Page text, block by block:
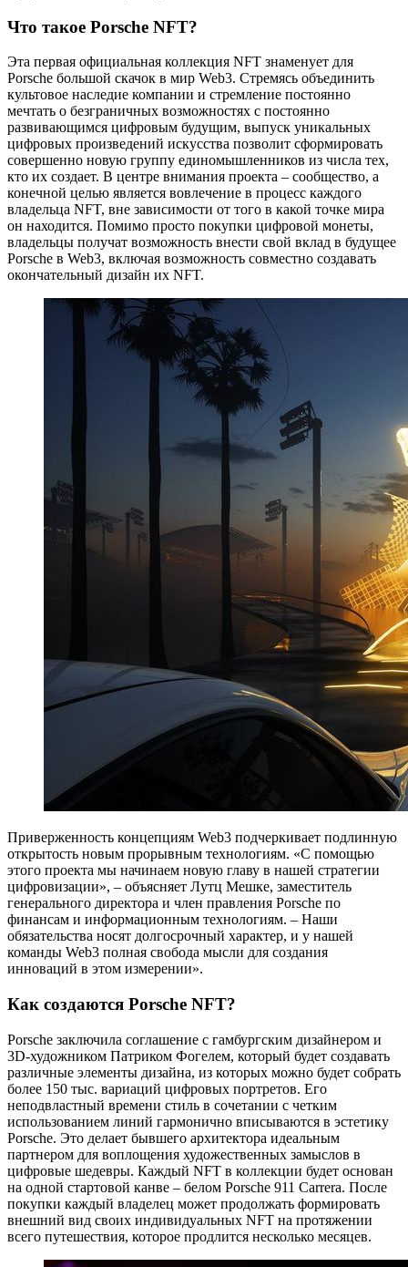
Что такое Porsche NFT?
Эта первая официальная коллекция NFT знаменует для
Porsche большой скачок в мир Web3. Стремясь объединить
культовое наследие компании и стремление постоянно
мечтать о безграничных возможностях с постоянно
развивающимся цифровым будущим, выпуск уникальных
цифровых произведений искусства позволит сформировать
совершенно новую группу единомышленников из числа тех,
кто их создает. В центре внимания проекта – сообщество, а
конечной целью является вовлечение в процесс каждого
владельца NFT, вне зависимости от того в какой точке мира
он находится. Помимо просто покупки цифровой монеты,
владельцы получат возможность внести свой вклад в будущее
Porsche в Web3, включая возможность совместно создавать
окончательный дизайн их NFT.
Приверженность концепциям Web3 подчеркивает подлинную
открытость новым прорывным технологиям. «С помощью
этого проекта мы начинаем новую главу в нашей стратегии
цифровизации», – объясняет Лутц Мешке, заместитель
генерального директора и член правления Porsche по
финансам и информационным технологиям. – Наши
обязательства носят долгосрочный характер, и у нашей
команды Web3 полная свобода мысли для создания
инноваций в этом измерении».
Как создаются Porsche NFT?
Porsche заключила соглашение с гамбургским дизайнером и
3D-художником Патриком Фогелем, который будет создавать
различные элементы дизайна, из которых можно будет собрать
более 150 тыс. вариаций цифровых портретов. Его
неподвластный времени стиль в сочетании с четким
использованием линий гармонично вписываются в эстетику
Porsche. Это делает бывшего архитектора идеальным
партнером для воплощения художественных замыслов в
цифровые шедевры. Каждый NFT в коллекции будет основан
на одной стартовой канве – белом Porsche 911 Carrera. После
покупки каждый владелец может продолжать формировать
внешний вид своих индивидуальных NFT на протяжении
всего путешествия, которое продлится несколько месяцев.